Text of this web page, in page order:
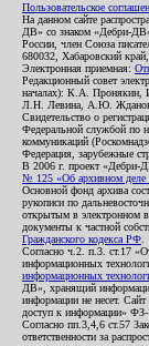
Пользовательское
На данном сайте
ДВ» со знаком «Дебри-
России, член Союза
680032, Хабаровский
Электронная приемная:
Редакционный совет
началах): К.А.
Л.Н. Левина, А.Ю.
Свидетельство о
Федеральной службой по
коммуникаций
Федерация, зарубежные
В 2006 г. проект «Дебри-
№ 125 «Об архивном деле
Основной фонд архива
рукописи по
открытым в электронном
документы к частной
Гражданского кодекса РФ
Согласно ч.2. п.3. ст.17
информационных
информационных
ДВ», хранящий
информации не несет.
доступ к информации» ФЗ-
Согласно пп.3,4,6 ст.57
ответственности за